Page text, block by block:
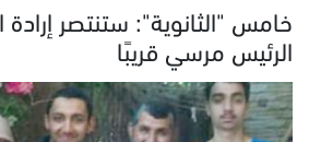
خامس "الثانوية": ستنتصر
الرئيس مرسي قريبًا